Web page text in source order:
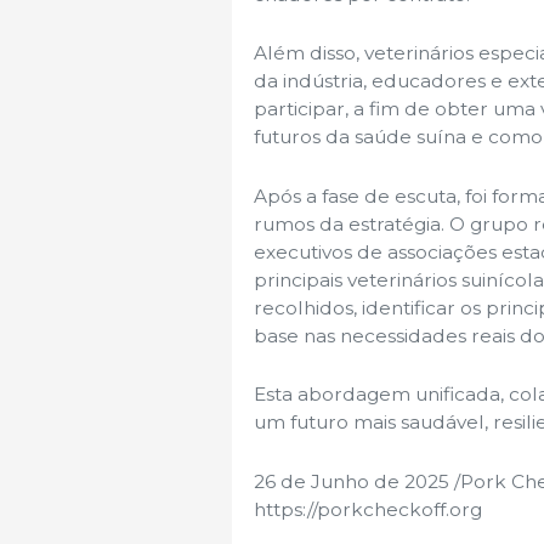
Além disso, veterinários
da indústria, educadores e
participar, a fim de obter uma
futuros da saúde suína e
Após a fase de escuta, foi
rumos da estratégia. O
executivos de associações
principais veterinários
recolhidos, identificar os
base nas necessidades reais
Esta abordagem unificada,
um futuro mais saudável,
26 de Junho de 2025 /Pork
https://porkcheckoff.org